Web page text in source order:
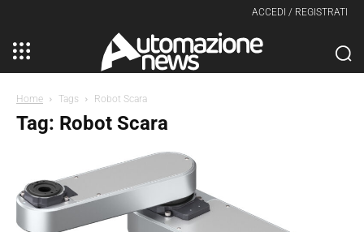
ACCEDI / REGISTRATI
Home Tags Robot Scara
Tag: Robot Scara